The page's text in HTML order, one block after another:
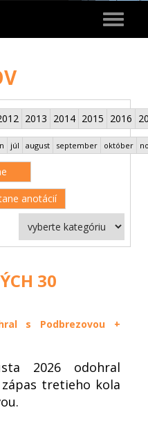
Toggle
2013 2014 2015 2016
júl august september október
anotácií
30
s Podbrezovou +
2026 odohral
tretieho kola